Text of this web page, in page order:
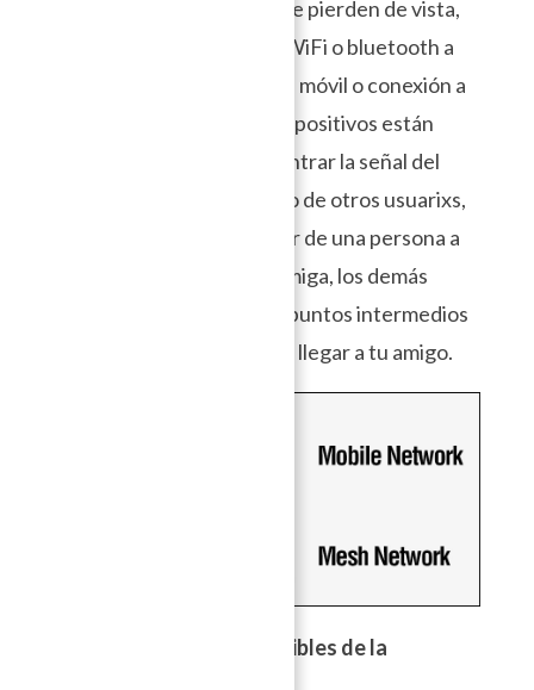
tu amigo(a) y de repente se pierden de vista,
podrías comunicarte por WiFi o bluetooth a
pesar que no tengan señal móvil o conexión a
Internet, si y sólo si sus dispositivos están
bastante cerca para encontrar la señal del
otro. Si estuvieras cercano de otros usuarixs,
los mensajes podrían pasar de una persona a
otra antes de llegar a tu amiga, los demás
usuarixs funcionan como puntos intermedios
para extender la red hasta llegar a tu amigo.
¿Cuáles son los usos posibles de la